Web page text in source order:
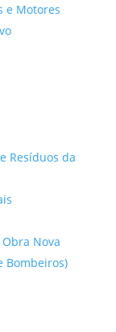
e Motores
Resíduos da
Nova
Bombeiros)